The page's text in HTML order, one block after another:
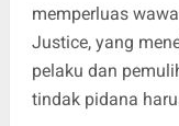
memperluas
Justice, yang
pelaku dan
tindak pidana